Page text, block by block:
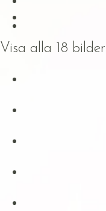
Visa alla 18 bilder